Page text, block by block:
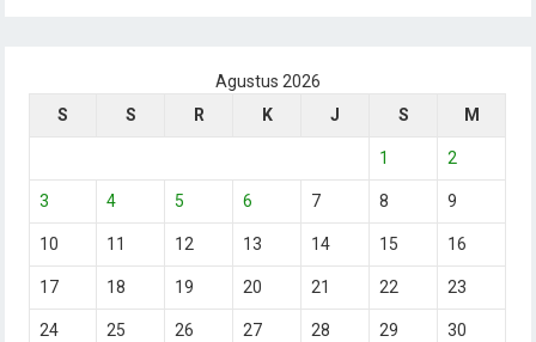
Agustus 2026
S
S R K J S M
1 2
3 4 5 6 7 8 9
10 11 12 13 14 15 16
17 18 19 20 21 22 23
24 25 26 27 28 29 30